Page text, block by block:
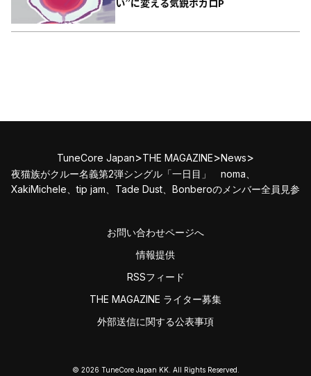
い”に変える気鋭ボカロP
TuneCore Japan>THE MAGAZINE>News>
夜猫族がクルー名義第2弾シングル「一日目」 noma、
XakiMichele、tip jam、Tade Dust、Bonberoのメンバー全員見参
お問い合わせページへ
情報提供
RSSフィード
THE MAGAZINE ライター募集
外部送信に関する公表事項
© 2026 TuneCore Japan KK. All Rights Reserved.